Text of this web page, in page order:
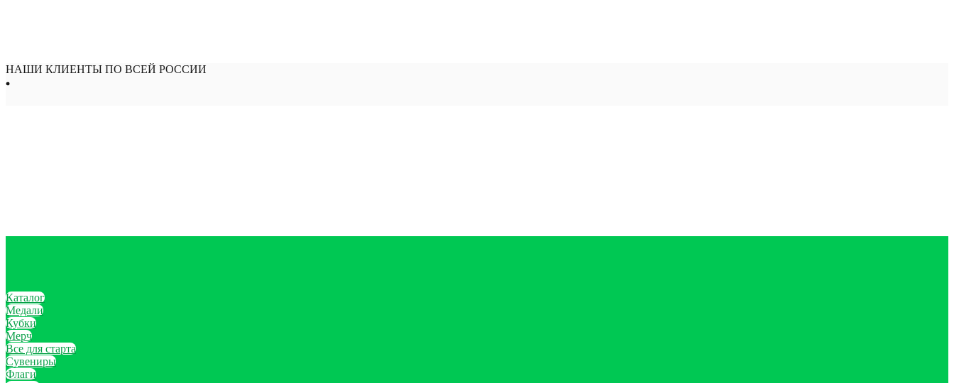
НАШИ КЛИЕНТЫ ПО ВСЕЙ РОССИИ
Каталог
Медали
Кубки
Мерч
Все для старта
Сувениры
Флаги